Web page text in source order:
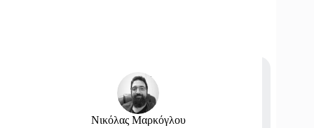
Νικόλας Μαρκόγλου